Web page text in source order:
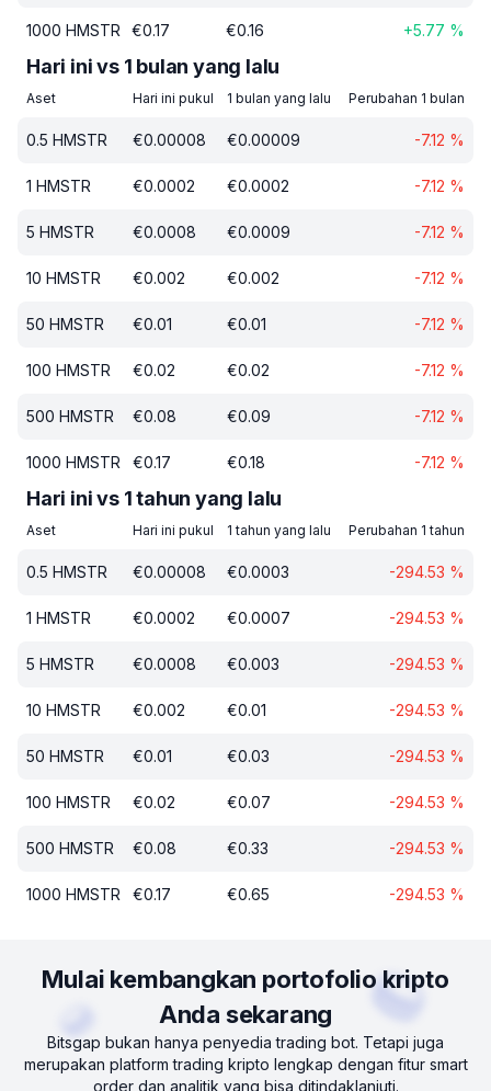
1000 HMSTR €0.17 €0.16 +5.77 %
Hari ini vs 1 bulan yang lalu
Aset Hari ini pukul 1 bulan yang lalu Perubahan 1 bulan
0.5 HMSTR €0.00008 €0.00009 -7.12 %
1 HMSTR €0.0002 €0.0002 -7.12 %
5 HMSTR €0.0008 €0.0009 -7.12 %
10 HMSTR €0.002 €0.002 -7.12 %
50 HMSTR €0.01 €0.01 -7.12 %
100 HMSTR €0.02 €0.02 -7.12 %
500 HMSTR €0.08 €0.09 -7.12 %
1000 HMSTR €0.17 €0.18 -7.12 %
Hari ini vs 1 tahun yang lalu
Aset Hari ini pukul 1 tahun yang lalu Perubahan 1 tahun
0.5 HMSTR €0.00008 €0.0003 -294.53 %
1 HMSTR €0.0002 €0.0007 -294.53 %
5 HMSTR €0.0008 €0.003 -294.53 %
10 HMSTR €0.002 €0.01 -294.53 %
50 HMSTR €0.01 €0.03 -294.53 %
100 HMSTR €0.02 €0.07 -294.53 %
500 HMSTR €0.08 €0.33 -294.53 %
1000 HMSTR €0.17 €0.65 -294.53 %
Mulai kembangkan portofolio kripto
Anda sekarang
Bitsgap bukan hanya penyedia trading bot. Tetapi juga
merupakan platform trading kripto lengkap dengan fitur smart
order dan analitik yang bisa ditindaklanjuti.